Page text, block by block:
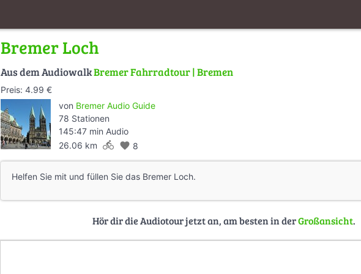
Bremer Loch
Aus dem AudiowalkBremer Fahrradtour | Bremen
Preis: 4.99 €
von Bremer Audio Guide
78 Stationen
145:47 min Audio
26.06 km directions_bike favorite 8
Helfen Sie mit und füllen Sie das Bremer Loch.
Hör dir die Audiotour jetzt an, am besten in derGroßansicht.